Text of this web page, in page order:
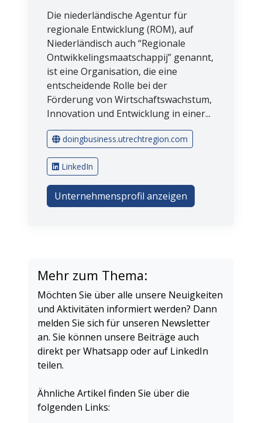
Die niederländische Agentur für
regionale Entwicklung (ROM), auf
Niederländisch auch “Regionale
Ontwikkelingsmaatschappij” genannt,
ist eine Organisation, die eine
entscheidende Rolle bei der
Förderung von Wirtschaftswachstum,
Innovation und Entwicklung in einer...
doingbusiness.utrechtregion.com
LinkedIn
Unternehmensprofil anzeigen
Mehr zum Thema:
Möchten Sie über alle unsere Neuigkeiten
und Aktivitäten informiert werden? Dann
melden Sie sich für unseren Newsletter
an. Sie können unsere Beiträge auch
direkt per Whatsapp oder auf LinkedIn
teilen.
Ähnliche Artikel finden Sie über die
folgenden Links: